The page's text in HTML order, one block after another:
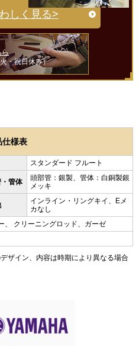
しく見る>
・祝日休み）
仕様表
スタンダード フルート
管体
頭部管：銀製、管体：白銅製銀
メッキ
インライン・リングキイ、Eメ
カなし
、 クリーニングロッド、ガーゼ
ザイン、内容は時期により異なる場合